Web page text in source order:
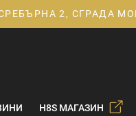
2, СГРАДА
H8S МАГАЗИН